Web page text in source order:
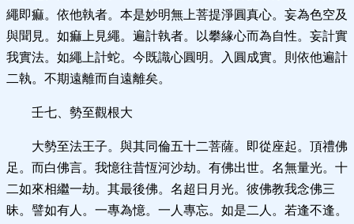
繩即痲。依他執者。本是妙明無上菩提淨圓真心。妄為色空及
與聞見。如痲上見繩。遍計執者。以攀緣心而為自性。妄計實
我實法。如繩上計蛇。今既識心圓明。入圓成實。則依他遍計
二執。不期遠離而自遠離矣。
壬七、勢至觀根大
大勢至法王子。與其同倫五十二菩薩。即從座起。頂禮佛
足。而白佛言。我憶往昔恆河沙劫。有佛出世。名無量光。十
二如來相繼一劫。其最後佛。名超日月光。彼佛教我念佛三
昧。譬如有人。一專為憶。一人專忘。如是二人。若逢不逢。